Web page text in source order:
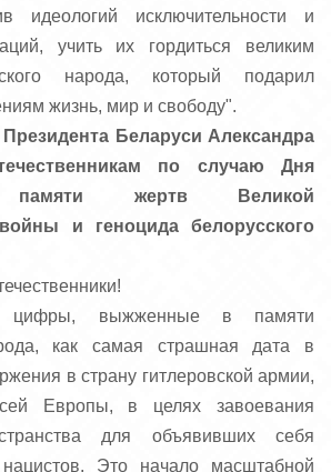
идеологий исключительности и
учить их гордиться великим
народа, который подарил
жизнь, мир и свободу".
Беларуси Александра
по случаю Дня
памяти жертв Великой
и геноцида белорусского
цифры, выжженные в памяти
как самая страшная дата в
в страну гитлеровской армии,
Европы, в целях завоевания
для объявивших себя
Это начало масштабной